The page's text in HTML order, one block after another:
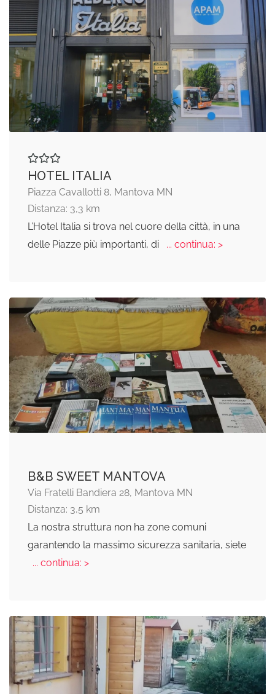
HOTEL ITALIA
Piazza Cavallotti 8, Mantova MN
Distanza: 3,3 km
L’Hotel Italia si trova nel cuore della città, in una
delle Piazze più importanti, di
... continua: >
B&B SWEET MANTOVA
Via Fratelli Bandiera 28, Mantova MN
Distanza: 3,5 km
La nostra struttura non ha zone comuni
garantendo la massimo sicurezza sanitaria, siete
... continua: >